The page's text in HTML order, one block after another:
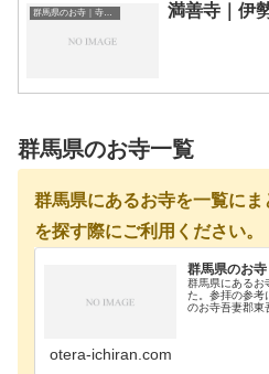
群馬県のお寺｜寺院一覧 満善寺｜伊
群馬県のお寺一覧
群馬県にあるお寺を一覧に
を探す際にご利用ください。
群馬県のお
群馬県にあるお
た。参拝の参考
のお寺吾妻郡東
otera-ichiran.com